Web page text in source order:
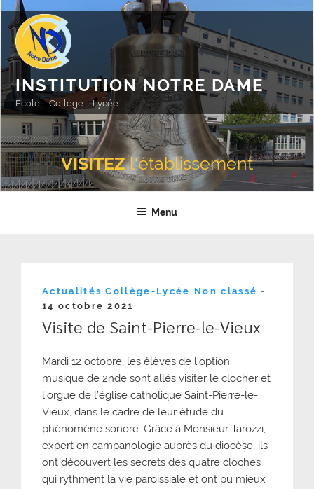
Aller
au
contenu
principal
VISITEZl'établissement
INSTITUTION NOTRE DAME
Ecole – Collège – Lycée
Menu
Actualités Collège-Lycée Non classé -
14 octobre 2021
Visite de Saint-Pierre-le-Vieux
Mardi 12 octobre, les élèves de l’option
musique de 2nde sont allés visiter le clocher et
l’orgue de l’église catholique Saint-Pierre-le-
Vieux, dans le cadre de leur étude du
phénomène sonore. Grâce à Monsieur Tarozzi,
expert en campanologie auprès du diocèse, ils
ont découvert les secrets des quatre cloches
qui rythment la vie paroissiale et ont pu mieux